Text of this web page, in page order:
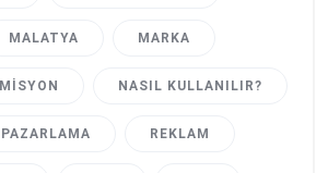
MALATYA MARKA
MISYON NASIL KULLANILIR?
PAZARLAMA REKLAM